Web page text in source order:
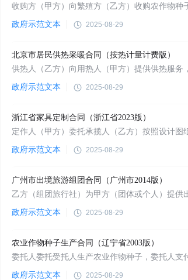
政府示范文本 2025-08-29
北京市居民供热采暖合同（按热计量计费版）
政府示范文本 2025-08-29
浙江省家具定制合同（浙江省2023版）
政府示范文本 2025-08-29
广州市出境旅游组团合同（广州市2014版）
政府示范文本 2025-08-29
农业作物种子生产合同（辽宁省2003版）
政府示范文本 2025-08-29